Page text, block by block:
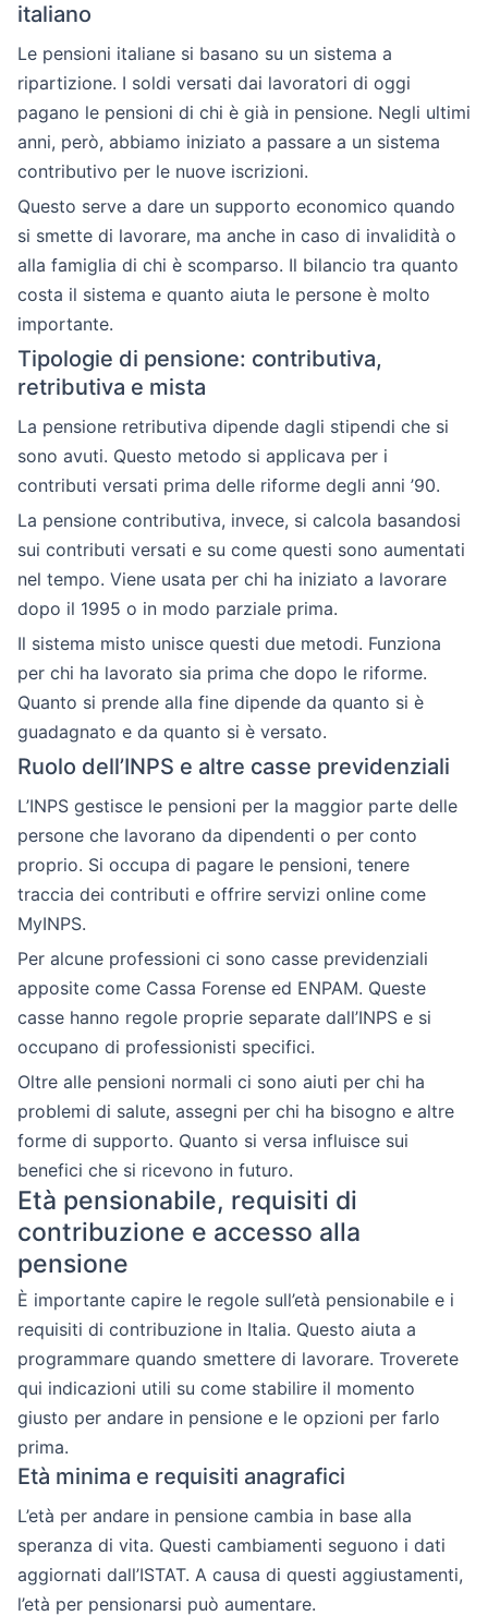
italiano
Le pensioni italiane si basano su un sistema a
ripartizione. I soldi versati dai lavoratori di oggi
pagano le pensioni di chi è già in pensione. Negli ultimi
anni, però, abbiamo iniziato a passare a un sistema
contributivo per le nuove iscrizioni.
Questo serve a dare un supporto economico quando
si smette di lavorare, ma anche in caso di invalidità o
alla famiglia di chi è scomparso. Il bilancio tra quanto
costa il sistema e quanto aiuta le persone è molto
importante.
Tipologie di pensione: contributiva,
retributiva e mista
La pensione retributiva dipende dagli stipendi che si
sono avuti. Questo metodo si applicava per i
contributi versati prima delle riforme degli anni ’90.
La pensione contributiva, invece, si calcola basandosi
sui contributi versati e su come questi sono aumentati
nel tempo. Viene usata per chi ha iniziato a lavorare
dopo il 1995 o in modo parziale prima.
Il sistema misto unisce questi due metodi. Funziona
per chi ha lavorato sia prima che dopo le riforme.
Quanto si prende alla fine dipende da quanto si è
guadagnato e da quanto si è versato.
Ruolo dell’INPS e altre casse previdenziali
L’INPS gestisce le pensioni per la maggior parte delle
persone che lavorano da dipendenti o per conto
proprio. Si occupa di pagare le pensioni, tenere
traccia dei contributi e offrire servizi online come
MyINPS.
Per alcune professioni ci sono casse previdenziali
apposite come Cassa Forense ed ENPAM. Queste
casse hanno regole proprie separate dall’INPS e si
occupano di professionisti specifici.
Oltre alle pensioni normali ci sono aiuti per chi ha
problemi di salute, assegni per chi ha bisogno e altre
forme di supporto. Quanto si versa influisce sui
benefici che si ricevono in futuro.
Età pensionabile, requisiti di
contribuzione e accesso alla
pensione
È importante capire le regole sull’età pensionabile e i
requisiti di contribuzione in Italia. Questo aiuta a
programmare quando smettere di lavorare. Troverete
qui indicazioni utili su come stabilire il momento
giusto per andare in pensione e le opzioni per farlo
prima.
Età minima e requisiti anagrafici
L’età per andare in pensione cambia in base alla
speranza di vita. Questi cambiamenti seguono i dati
aggiornati dall’ISTAT. A causa di questi aggiustamenti,
l’età per pensionarsi può aumentare.